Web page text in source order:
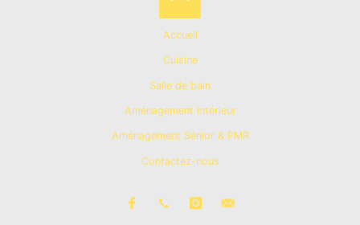
Accueil
Cuisine
Salle de bain
Aménagement intérieur
Aménagement Sénior & PMR
Contactez-nous
Back
to
Top